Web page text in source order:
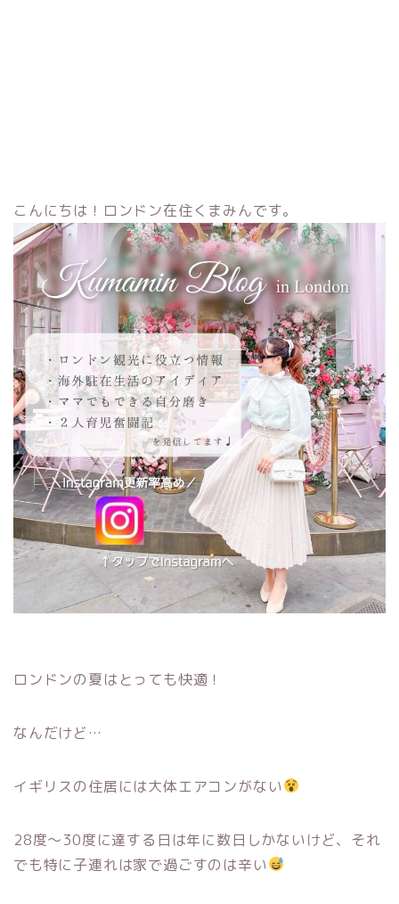
こんにちは！ロンドン在住くまみんです。
ロンドンの夏はとっても快適！
なんだけど…
イギリスの住居には大体エアコンがない
28度〜30度に達する日は年に数日しかないけど、それ
でも特に子連れは家で過ごすのは辛い